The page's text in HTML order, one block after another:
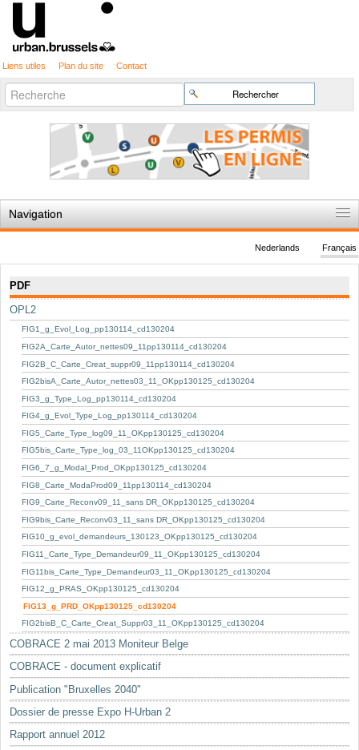
Liens utiles Plan du site Contact
Chercher par
Recherche
avancée…
Navigation
Règles du jeu
Permis d'urbanisme
Cartographie
Etudes et publications
Mots-clés
Renseignements urbanistiques
Français
Nederlands
PDF
OPL2
FIG1_g_Evol_Log_pp130114_cd130204
FIG2A_Carte_Autor_nettes09_11pp130114_cd130204
FIG2B_C_Carte_Creat_suppr09_11pp130114_cd130204
FIG2bisA_Carte_Autor_nettes03_11_OKpp130125_cd130204
FIG3_g_Type_Log_pp130114_cd130204
FIG4_g_Evol_Type_Log_pp130114_cd130204
FIG5_Carte_Type_log09_11_OKpp130125_cd130204
FIG5bis_Carte_Type_log_03_11OKpp130125_cd130204
FIG6_7_g_Modal_Prod_OKpp130125_cd130204
FIG8_Carte_ModaProd09_11pp130114_cd130204
FIG9_Carte_Reconv09_11_sans DR_OKpp130125_cd130204
FIG9bis_Carte_Reconv03_11_sans DR_OKpp130125_cd130204
FIG10_g_evol_demandeurs_130123_OKpp130125_cd130204
FIG11_Carte_Type_Demandeur09_11_OKpp130125_cd130204
FIG11bis_Carte_Type_Demandeur03_11_OKpp130125_cd130204
FIG12_g_PRAS_OKpp130125_cd130204
FIG13_g_PRD_OKpp130125_cd130204
FIG2bisB_C_Carte_Creat_Suppr03_11_OKpp130125_cd130204
COBRACE 2 mai 2013 Moniteur Belge
COBRACE - document explicatif
Publication "Bruxelles 2040"
Dossier de presse Expo H-Urban 2
Rapport annuel 2012